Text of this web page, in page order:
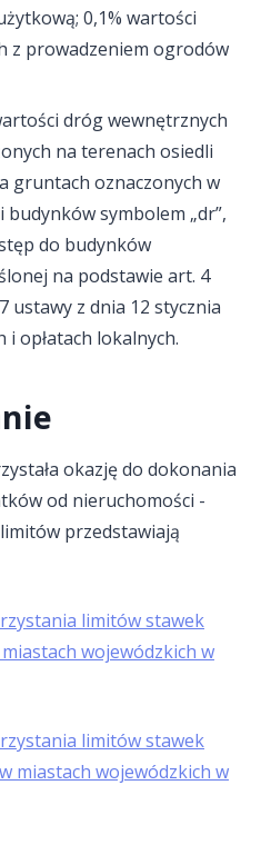
0,1% wartości
z prowadzeniem ogrodów
dróg wewnętrznych
na terenach osiedli
gruntach oznaczonych w
symbolem „dr”,
do budynków
na podstawie art. 4
ustawy z dnia 12 stycznia
i opłatach lokalnych.
okazję do dokonania
od nieruchomości -
przedstawiają
limitów stawek
wojewódzkich w
limitów stawek
miastach wojewódzkich w